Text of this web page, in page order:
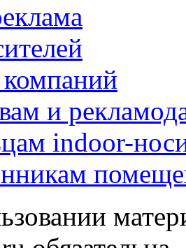
компаний
и
indoor-